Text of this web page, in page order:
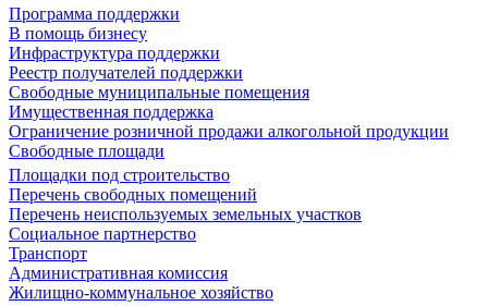
Программа поддержки
В помощь бизнесу
Инфраструктура поддержки
Реестр получателей поддержки
Свободные муниципальные помещения
Имущественная поддержка
Ограничение розничной продажи алкогольной продукции
Свободные площади
Площадки под строительство
Перечень свободных помещений
Перечень неиспользуемых земельных участков
Социальное партнерство
Транспорт
Административная комиссия
Жилищно-коммунальное хозяйство